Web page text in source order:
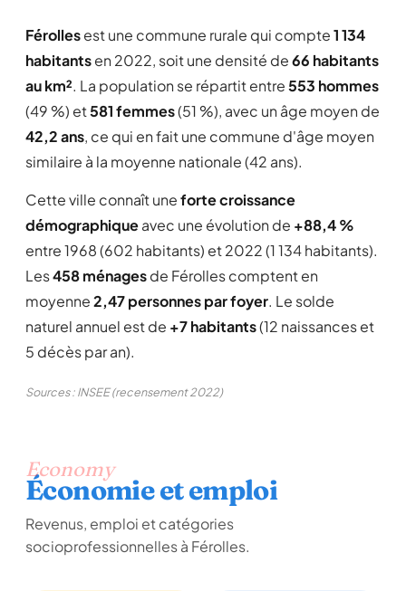
Férollesest une commune rurale qui compte1 134
habitantsen 2022, soit une densité de66 habitants
au km². La population se répartit entre553 hommes
(49 %) et581 femmes(51 %), avec un âge moyen de
42,2 ans, ce qui en fait une commune d'âge moyen
similaire à la moyenne nationale (42 ans).
Cette ville connaît uneforte croissance
démographiqueavec une évolution de +88,4 %
entre 1968 (602 habitants) et 2022 (1 134 habitants).
Les458 ménagesde Férolles comptent en
moyenne2,47 personnes par foyer. Le solde
naturel annuel est de +7 habitants(12 naissances et
5 décès par an).
Sources : INSEE (recensement 2022)
Economy
Économie et emploi
Revenus, emploi et catégories
socioprofessionnelles à Férolles.